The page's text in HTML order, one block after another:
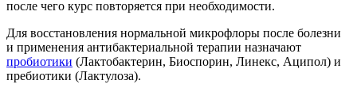
после чего курс повторяется при необходимости.
Для восстановления нормальной микрофлоры после болезни
и применения антибактериальной терапии назначают
пробиотики (Лактобактерин, Биоспорин, Линекс, Аципол) и
пребиотики (Лактулоза).